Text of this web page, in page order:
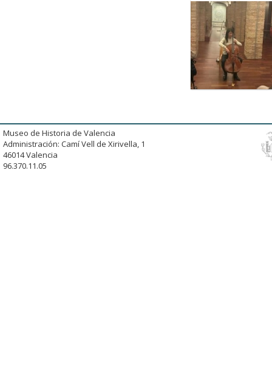
Museo de Historia de Valencia
Administración: Camí Vell de Xirivella, 1
46014 Valencia
96.370.11.05